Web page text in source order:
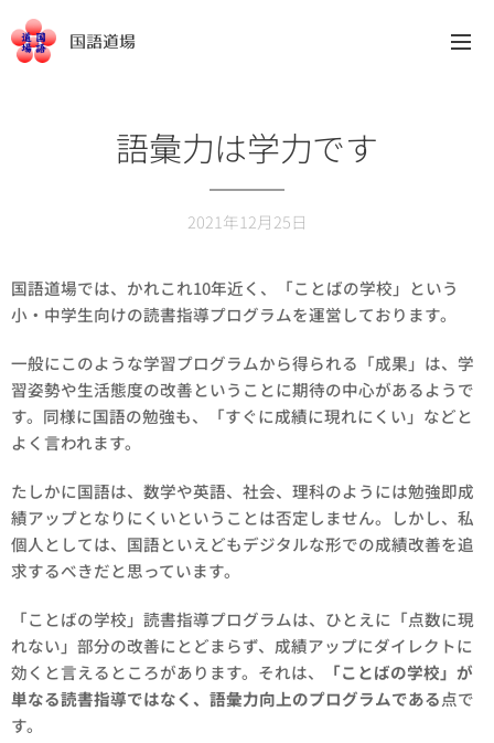
国語道場
語彙力は学力です
2021年12月25日
国語道場では、かれこれ10年近く、「ことばの学校」という
小・中学生向けの読書指導プログラムを運営しております。
一般にこのような学習プログラムから得られる「成果」は、学
習姿勢や生活態度の改善ということに期待の中心があるようで
す。同様に国語の勉強も、「すぐに成績に現れにくい」などと
よく言われます。
たしかに国語は、数学や英語、社会、理科のようには勉強即成
績アップとなりにくいということは否定しません。しかし、私
個人としては、国語といえどもデジタルな形での成績改善を追
求するべきだと思っています。
「ことばの学校」読書指導プログラムは、ひとえに「点数に現
れない」部分の改善にとどまらず、成績アップにダイレクトに
効くと言えるところがあります。それは、
「ことばの学校」が
単なる読書指導ではなく、語彙力向上のプログラムである点で
す。